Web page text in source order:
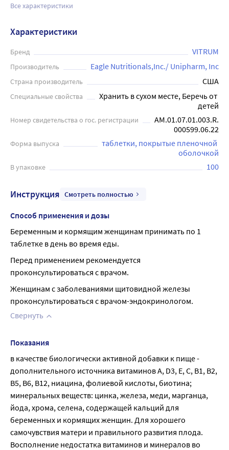
Все характеристики
Характеристики
Бренд VITRUM
Производитель Eagle Nutritionals,Inc./ Unipharm, Inc
Страна производитель США
Специальные свойства
Хранить в сухом месте, Беречь от
детей
Номер свидетельства о гос. регистрации
AM.01.07.01.003.R.
000599.06.22
Форма выпуска
таблетки, покрытые пленочной
оболочкой
В упаковке 100
Инструкция Смотреть полностью
Способ применения и дозы
Беременным и кормящим женщинам принимать по 1
таблетке в день во время еды.
Перед применением рекомендуется
проконсультироваться с врачом.
Женщинам с заболеваниями щитовидной железы
проконсультироваться с врачом-эндокринологом.
Свернуть
Показания
в качестве биологически активной добавки к пище -
дополнительного источника витаминов А, D3, Е, С, В1, В2,
В5, В6, В12, ниацина, фолиевой кислоты, биотина;
минеральных веществ: цинка, железа, меди, марганца,
йода, хрома, селена, содержащей кальций для
беременных и кормящих женщин. Для хорошего
самочувствия матери и правильного развития плода.
Восполнение недостатка витаминов и минералов во